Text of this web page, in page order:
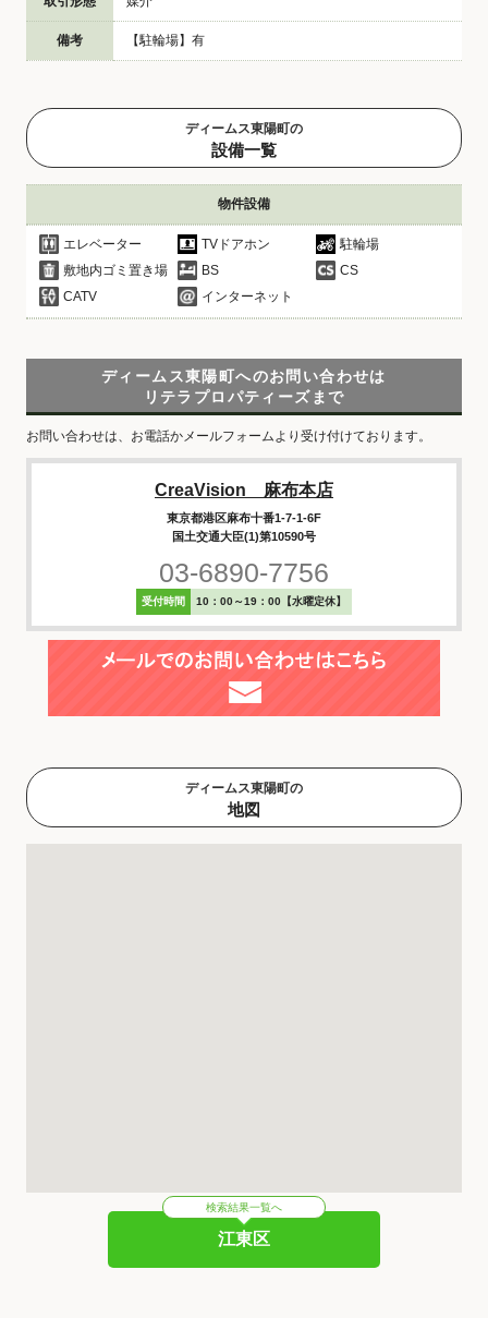
備考 【駐輪場】有
ディームス東陽町の
設備一覧
物件設備
エレベーター TVドアホン
駐輪場
敷地内ゴミ置き場
BS
CS
CATV
インターネット
ディームス東陽町へのお問い合わせは
リテラプロパティーズまで
お問い合わせは、お電話かメールフォームより受け付けております。
CreaVision 麻布本店
東京都港区麻布十番1-7-1-6F
国土交通大臣(1)第10590号
03-6890-7756
受付時間 10：00～19：00【水曜定休】
ディームス東陽町の
地図
検索結果一覧へ
江東区